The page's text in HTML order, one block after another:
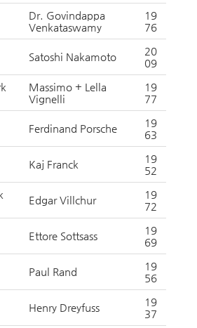
Dr. Govindappa
Venkataswamy
19
76
Satoshi Nakamoto
20
09
Massimo + Lella
Vignelli
19
77
Ferdinand Porsche
19
63
Kaj Franck
19
52
Edgar Villchur
19
72
Ettore Sottsass
19
69
Paul Rand
19
56
Henry Dreyfuss
19
37